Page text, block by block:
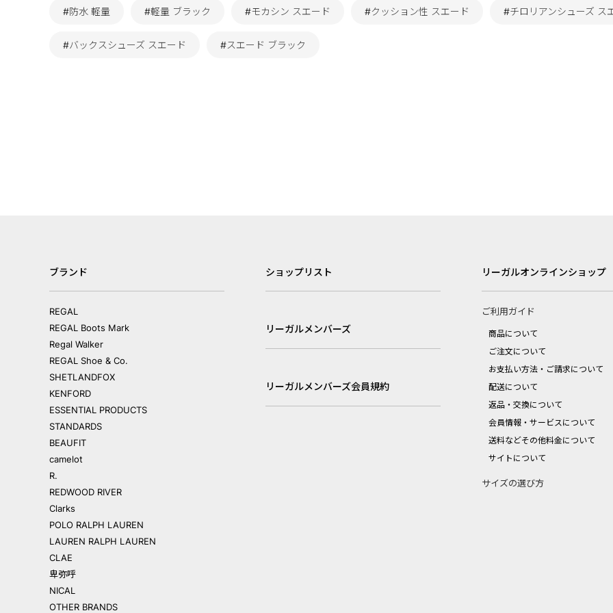
#防水 軽量 #軽量 ブラック #モカシン スエード #クッション性 スエード #チロリアンシューズ ス
#バックスシューズ スエード #スエード ブラック
ブランド
REGAL
REGAL Boots Mark
Regal Walker
REGAL Shoe & Co.
SHETLANDFOX
KENFORD
ESSENTIAL PRODUCTS
STANDARDS
BEAUFIT
camelot
R.
REDWOOD RIVER
Clarks
POLO RALPH LAUREN
LAUREN RALPH LAUREN
CLAE
卑弥呼
NICAL
OTHER BRANDS
ショップリスト
リーガルメンバーズ
リーガルメンバーズ会員規約
リーガルオンラインショップ
ご利用ガイド
商品について
ご注文について
お支払い方法・ご請求について
配送について
返品・交換について
会員情報・サービスについて
送料などその他料金について
サイトについて
サイズの選び方